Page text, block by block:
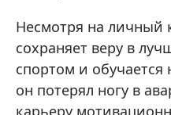
Несмотря на личный
сохраняет веру в
спортом и обучается
он потерял ногу в
карьеру